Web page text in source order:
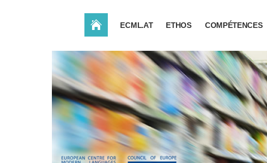
ACCUEIL ECML.AT ETHOS COMPÉTENCES